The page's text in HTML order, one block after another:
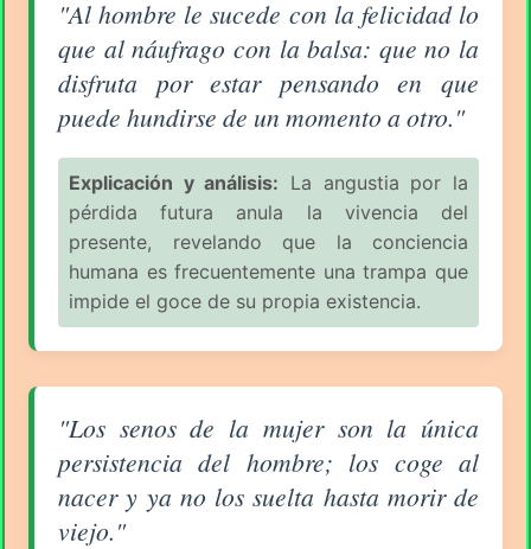
Aforismo sobre el Hombre (pág. 2/7) - Enrique
"Al hombre le sucede con la felicidad lo
que al náufrago con la balsa: que no la
disfruta por estar pensando en que
puede hundirse de un momento a otro."
Explicación y análisis: La angustia por la
pérdida futura anula la vivencia del
presente, revelando que la conciencia
humana es frecuentemente una trampa que
impide el goce de su propia existencia.
Aforismo sobre el Hombre (pág. 2/7) - Enrique
"Los senos de la mujer son la única
persistencia del hombre; los coge al
nacer y ya no los suelta hasta morir de
viejo."